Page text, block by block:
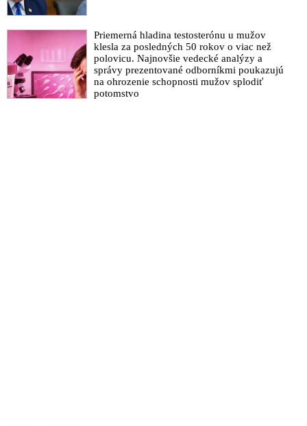
Priemerná hladina testosterónu u mužov
klesla za posledných 50 rokov o viac než
polovicu. Najnovšie vedecké analýzy a
správy prezentované odborníkmi poukazujú
na ohrozenie schopnosti mužov splodiť
potomstvo